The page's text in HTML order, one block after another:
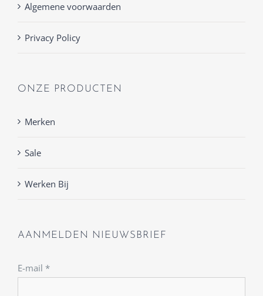
Algemene voorwaarden
Privacy Policy
ONZE PRODUCTEN
Merken
Sale
Werken Bij
AANMELDEN NIEUWSBRIEF
E-mail *